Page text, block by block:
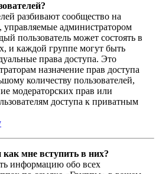
разбивают сообщество на
управляемые администратором
пользователь может состоять в
и каждой группе могут быть
права доступа. Это
назначение прав доступа
количеству пользователей,
модераторских прав или
доступа к приватным
мне вступить в них?
информацию обо всех